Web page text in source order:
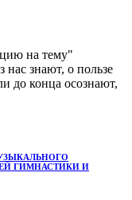
на тему"
нас знают, о пользе
до конца осознают,
МУЗЫКАЛЬНОГО
ГИМНАСТИКИ И